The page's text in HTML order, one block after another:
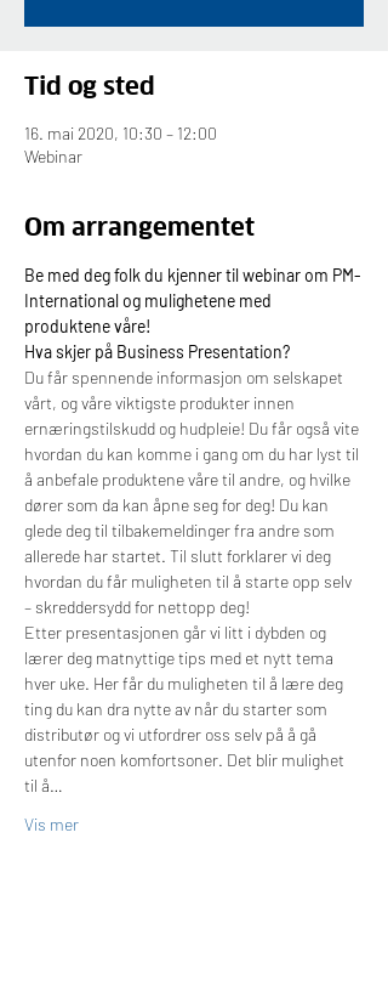
Tid og sted
16. mai 2020, 10:30 – 12:00
Webinar
Om arrangementet
Be med deg folk du kjenner til webinar om PM-
International og mulighetene med
produktene våre!
Hva skjer på Business Presentation?
Du får spennende informasjon om selskapet
vårt, og våre viktigste produkter innen
ernæringstilskudd og hudpleie! Du får også vite
hvordan du kan komme i gang om du har lyst til
å anbefale produktene våre til andre, og hvilke
dører som da kan åpne seg for deg! Du kan
glede deg til tilbakemeldinger fra andre som
allerede har startet. Til slutt forklarer vi deg
hvordan du får muligheten til å starte opp selv
– skreddersydd for nettopp deg!
Etter presentasjonen går vi litt i dybden og
lærer deg matnyttige tips med et nytt tema
hver uke. Her får du muligheten til å lære deg
ting du kan dra nytte av når du starter som
distributør og vi utfordrer oss selv på å gå
utenfor noen komfortsoner. Det blir mulighet
til å…
Vis mer